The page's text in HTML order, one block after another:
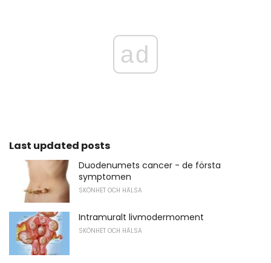
ad
Last updated posts
Duodenumets cancer - de första
symptomen
SKÖNHET OCH HÄLSA
Intramuralt livmodermoment
SKÖNHET OCH HÄLSA